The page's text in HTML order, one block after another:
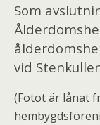
Som
vid
(Fotot är lånat